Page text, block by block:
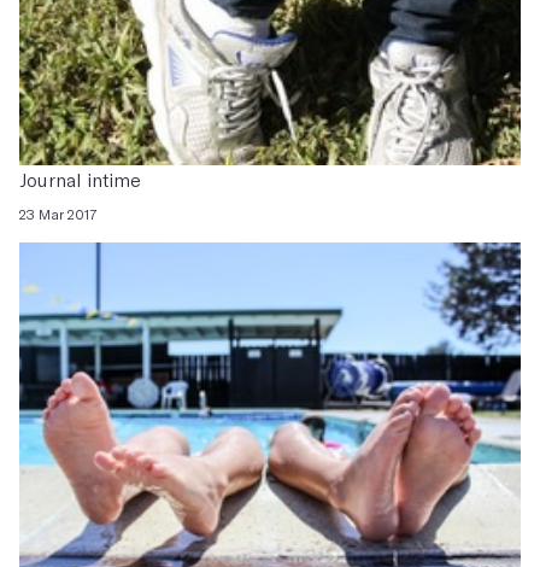
Journal intime
23 Mar 2017